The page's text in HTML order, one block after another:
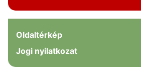
Oldaltérkép
Jogi nyilatkozat